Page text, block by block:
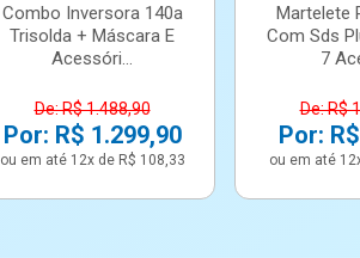
Combo Inversora 140a
Trisolda + Máscara E
Acessóri...
De: R$ 1.488,90
Por: R$ 1.299,90
ou em até 12x de R$ 108,33
Martelete
Com Sds
7
De: R$
Por:
ou em até